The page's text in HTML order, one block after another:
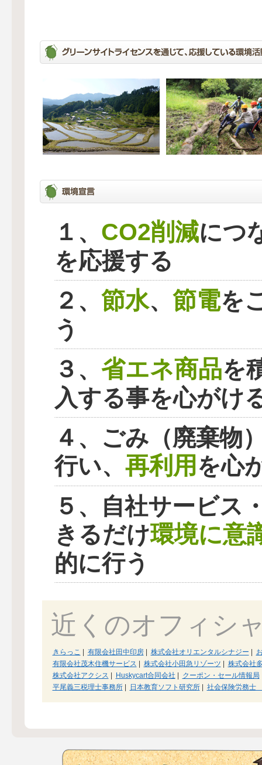
１、 CO2削減につ
を応援する
２、 節水、 節電を
う
３、 省エネ商品を
入する事を心がけ
４、ごみ（廃棄物
行い、 再利用を心
５、自社サービス
きるだけ環境に意
的に行う
近くのオフィシ
きらっこ 有限会社田中印房| 株式会社オリエンタルシナジー
有限会社茂木住機サービス
株式会社小田急リゾーツ
株式会社
株式会社アクシス
Huskycart合同会社 クーポン・セール情報局
平尾義三税理士事務所| 日本教育ソフト研究所| 社会保険労務士